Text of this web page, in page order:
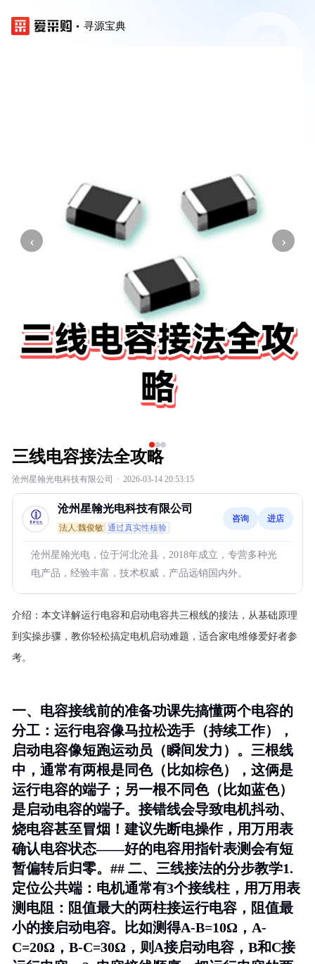
寻源宝典
‹ ›
三线电容接法全攻略
沧州星翰光电科技有限公司 · 2026-03-14 20:53:15
沧州星翰光电科技有限公司
法人:魏俊敏 通过真实性核验
咨询 进店
沧州星翰光电，位于河北沧县，2018年成立，专营多种光
电产品，经验丰富，技术权威，产品远销国内外。
介绍： 本文详解运行电容和启动电容共三根线的接法，从基础原理
到实操步骤，教你轻松搞定电机启动难题，适合家电维修爱好者参
考。
一、电容接线前的准备功课先搞懂两个电容的
分工：运行电容像马拉松选手（持续工作），
启动电容像短跑运动员（瞬间发力）。三根线
中，通常有两根是同色（比如棕色），这俩是
运行电容的端子；另一根不同色（比如蓝色）
是启动电容的端子。接错线会导致电机抖动、
烧电容甚至冒烟！建议先断电操作，用万用表
确认电容状态——好的电容用指针表测会有短
暂偏转后归零。## 二、三线接法的分步教学1.
定位公共端 ：电机通常有3个接线柱，用万用表
测电阻：阻值最大的两柱接运行电容，阻值最
小的接启动电容。比如测得A-B=10Ω，A-
C=20Ω，B-C=30Ω，则A接启动电容，B和C接